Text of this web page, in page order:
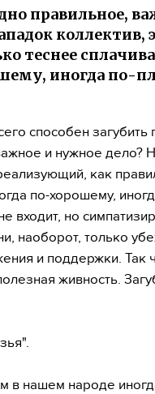
правильное,
теснее
иногда по-
способен
и нужное дело?
как
по-хорошему,
входит, но
наоборот, только
и поддержки. Так
живность.
нашем народе